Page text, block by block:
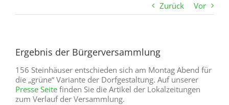
Zurück Vor
Ergebnis der Bürgerversammlung
156 Steinhäuser entschieden sich am Montag Abend für
die „grüne“ Variante der Dorfgestaltung. Auf unserer
Presse Seite finden Sie die Artikel der Lokalzeitungen
zum Verlauf der Versammlung.